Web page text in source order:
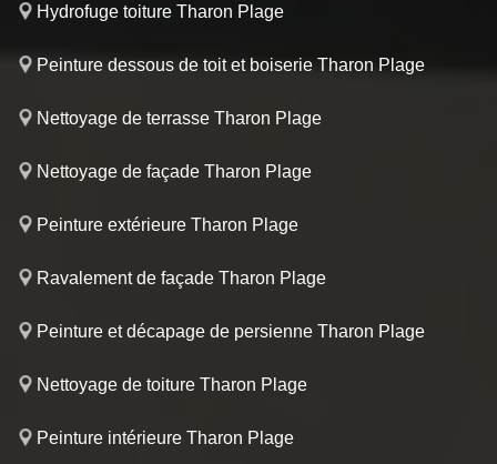
Hydrofuge toiture Tharon Plage
Peinture dessous de toit et boiserie Tharon Plage
Nettoyage de terrasse Tharon Plage
Nettoyage de façade Tharon Plage
Peinture extérieure Tharon Plage
Ravalement de façade Tharon Plage
Peinture et décapage de persienne Tharon Plage
Nettoyage de toiture Tharon Plage
Peinture intérieure Tharon Plage